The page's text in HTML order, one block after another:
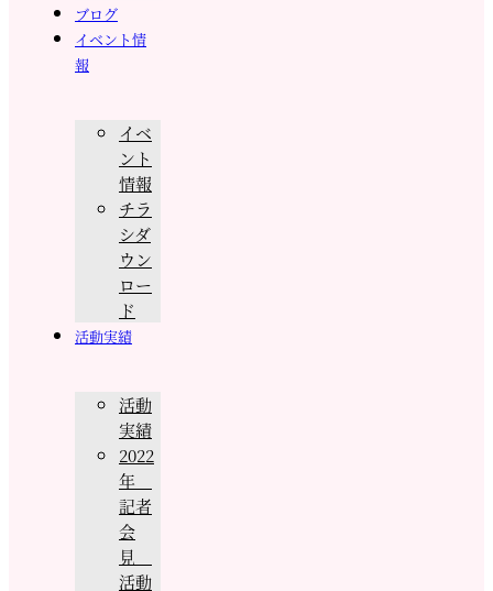
ブログ
イベント情
報
イベ
ント
情報
チラ
シダ
ウン
ロー
ド
活動実績
活動
実績
2022
年
記者
会
見
活動